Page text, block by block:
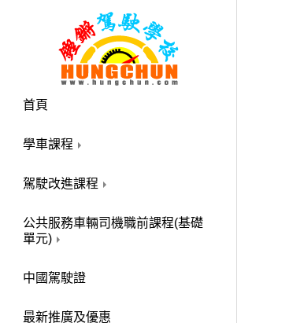
首頁
學車課程
駕駛改進課程
公共服務車輛司機職前課程(基礎
單元)
中國駕駛證
最新推廣及優惠